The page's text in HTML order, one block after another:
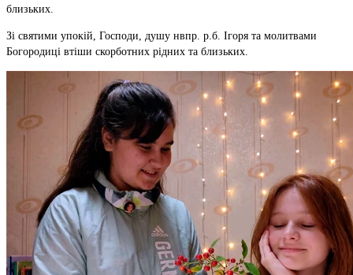
близьких.
Зі святими упокій, Господи, душу нвпр. р.б. Ігоря та молитвами
Богородиці втіши скорботних рідних та близьких.